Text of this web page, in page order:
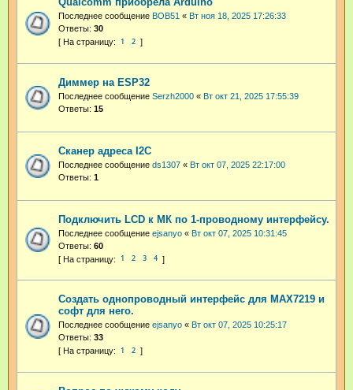
Последнее сообщение BOB51 « Вт ноя 18, 2025 17:26:33
Ответы: 30
1 2
Диммер на ESP32
Последнее сообщение Serzh2000 « Вт окт 21, 2025 17:55:39
Ответы: 15
Сканер адреса I2C
Последнее сообщение ds1307 « Вт окт 07, 2025 22:17:00
Ответы: 1
Подключить LCD к МК по 1-проводному интерфейсу.
Последнее сообщение ejsanyo « Вт окт 07, 2025 10:31:45
Ответы: 60
1 2 3 4
Создать однопроводный интерфейс для MAX7219 и
софт для него.
Последнее сообщение ejsanyo « Вт окт 07, 2025 10:25:17
Ответы: 33
1 2